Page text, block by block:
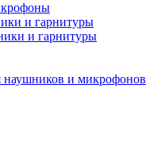
и гарнитуры
и гарнитуры
наушников и микрофонов